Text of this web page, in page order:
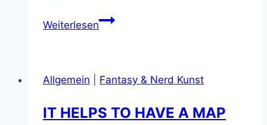
WeiterlesenHihihihihi:
Sideshow
endlich
Allgemein Fantasy & Nerd Kunst
IT HELPS TO HAVE A MAP